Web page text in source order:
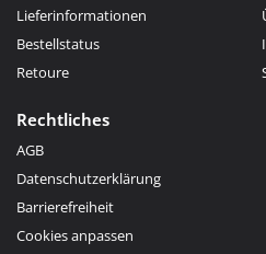
Lieferinformationen
Bestellstatus
Retoure
Rechtliches
AGB
Datenschutzerklärung
Barrierefreiheit
Cookies anpassen